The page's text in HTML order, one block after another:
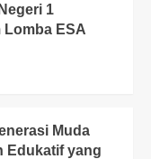
1
Lomba ESA
Muda
Edukatif yang